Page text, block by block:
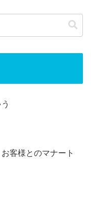
客様とのマナート